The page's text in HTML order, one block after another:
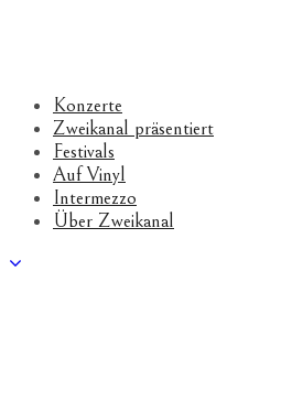
Konzerte
Zweikanal präsentiert
Festivals
Auf Vinyl
Intermezzo
Über Zweikanal